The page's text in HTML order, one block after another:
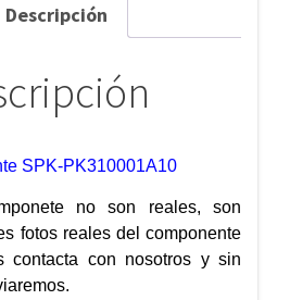
Descripción
SPK-PK310001A10
no son reales, son
fotos reales del componente
contacta con nosotros y sin